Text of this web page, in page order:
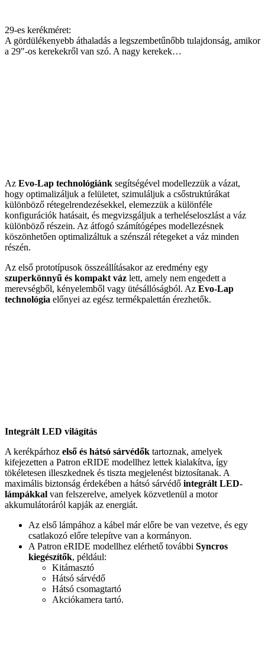
29-es kerékméret:
A gördülékenyebb áthaladás a legszembetűnőbb tulajdonság, amikor
a 29″-os kerekekről van szó. A nagy kerekek…
Az Evo-Lap technológiánk segítségével modellezzük a vázat,
hogy optimalizáljuk a felületet, szimuláljuk a csőstruktúrákat
különböző rétegelrendezésekkel, elemezzük a különféle
konfigurációk hatásait, és megvizsgáljuk a terheléseloszlást a váz
különböző részein. Az átfogó számítógépes modellezésnek
köszönhetően optimalizáltuk a szénszál rétegeket a váz minden
részén.
Az első prototípusok összeállításakor az eredmény egy
szuperkönnyű és kompakt váz lett, amely nem engedett a
merevségből, kényelemből vagy ütésállóságból. Az Evo-Lap
technológia előnyei az egész termékpalettán érezhetők.
Integrált LED világítás
A kerékpárhoz első és hátsó sárvédők tartoznak, amelyek
kifejezetten a Patron eRIDE modellhez lettek kialakítva, így
tökéletesen illeszkednek és tiszta megjelenést biztosítanak. A
maximális biztonság érdekében a hátsó sárvédő integrált LED-
lámpákkal van felszerelve, amelyek közvetlenül a motor
akkumulátoráról kapják az energiát.
Az első lámpához a kábel már előre be van vezetve, és egy
csatlakozó előre telepítve van a kormányon.
A Patron eRIDE modellhez elérhető további Syncros
kiegészítők, például:
Kitámasztó
Hátsó sárvédő
Hátsó csomagtartó
Akciókamera tartó.